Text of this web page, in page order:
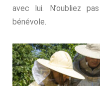
avec lui. N’oubliez
bénévole.